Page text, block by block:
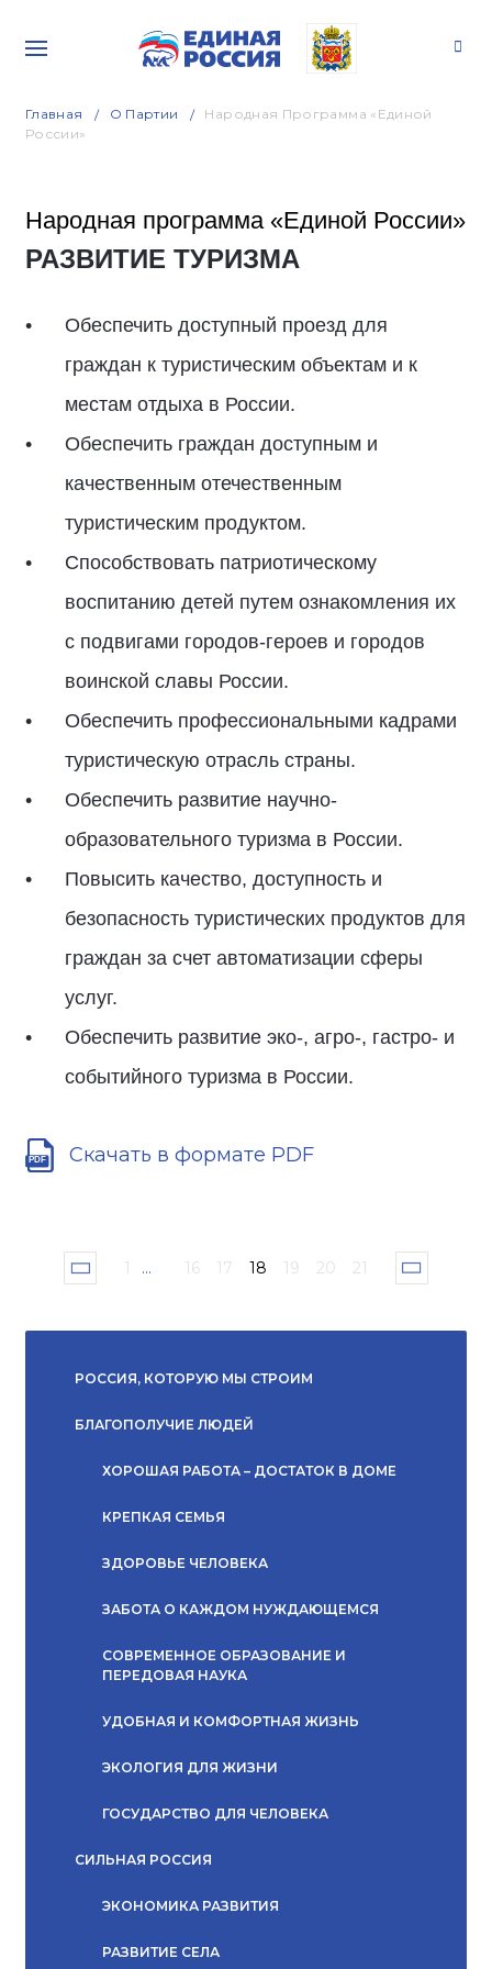
Главная О Партии
Народная Программа «Единой
России»
Народная программа «Единой России»
РАЗВИТИЕ ТУРИЗМА
Обеспечить доступный проезд для
граждан к туристическим объектам и к
местам отдыха в России.
Обеспечить граждан доступным и
качественным отечественным
туристическим продуктом.
Способствовать патриотическому
воспитанию детей путем ознакомления их
с подвигами городов-героев и городов
воинской славы России.
Обеспечить профессиональными кадрами
туристическую отрасль страны.
Обеспечить развитие научно-
образовательного туризма в России.
Повысить качество, доступность и
безопасность туристических продуктов для
граждан за счет автоматизации сферы
услуг.
Обеспечить развитие эко-, агро-, гастро- и
событийного туризма в России.
Скачать в формате PDF
1 ... 16 17 18 19 20 21
РОССИЯ, КОТОРУЮ МЫ СТРОИМ
БЛАГОПОЛУЧИЕ ЛЮДЕЙ
ХОРОШАЯ РАБОТА – ДОСТАТОК В ДОМЕ
КРЕПКАЯ СЕМЬЯ
ЗДОРОВЬЕ ЧЕЛОВЕКА
ЗАБОТА О КАЖДОМ НУЖДАЮЩЕМСЯ
СОВРЕМЕННОЕ ОБРАЗОВАНИЕ И
ПЕРЕДОВАЯ НАУКА
УДОБНАЯ И КОМФОРТНАЯ ЖИЗНЬ
ЭКОЛОГИЯ ДЛЯ ЖИЗНИ
ГОСУДАРСТВО ДЛЯ ЧЕЛОВЕКА
СИЛЬНАЯ РОССИЯ
ЭКОНОМИКА РАЗВИТИЯ
РАЗВИТИЕ СЕЛА